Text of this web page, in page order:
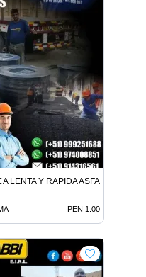
LENTA Y RAPIDA ASFALTO EN
PEN 1.00